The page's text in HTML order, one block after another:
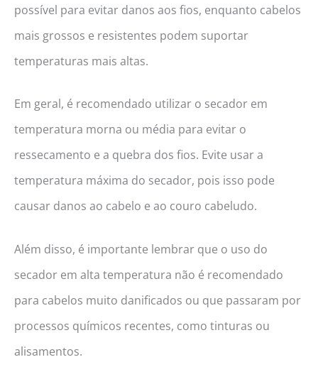
possível para evitar danos aos fios, enquanto cabelos
mais grossos e resistentes podem suportar
temperaturas mais altas.
Em geral, é recomendado utilizar o secador em
temperatura morna ou média para evitar o
ressecamento e a quebra dos fios. Evite usar a
temperatura máxima do secador, pois isso pode
causar danos ao cabelo e ao couro cabeludo.
Além disso, é importante lembrar que o uso do
secador em alta temperatura não é recomendado
para cabelos muito danificados ou que passaram por
processos químicos recentes, como tinturas ou
alisamentos.